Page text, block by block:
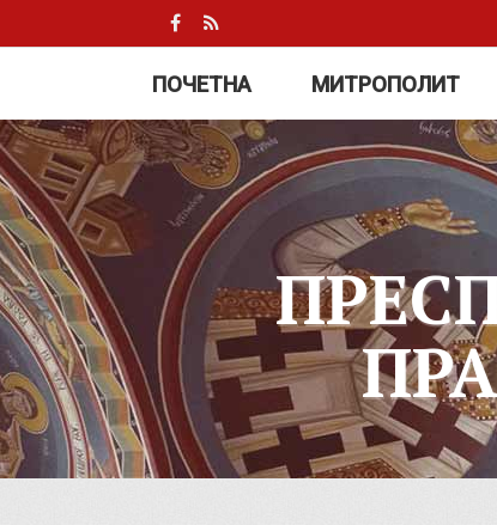
ПОЧЕТНА МИТРОПОЛИТ